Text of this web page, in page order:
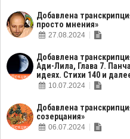
Добавлена
просто мнения»
27.08.2024
Добавлена
Ади-Лила, Глава 7.
идеях. Стихи 140 и
10.07.2024
Добавлена
созерцания»
06.07.2024